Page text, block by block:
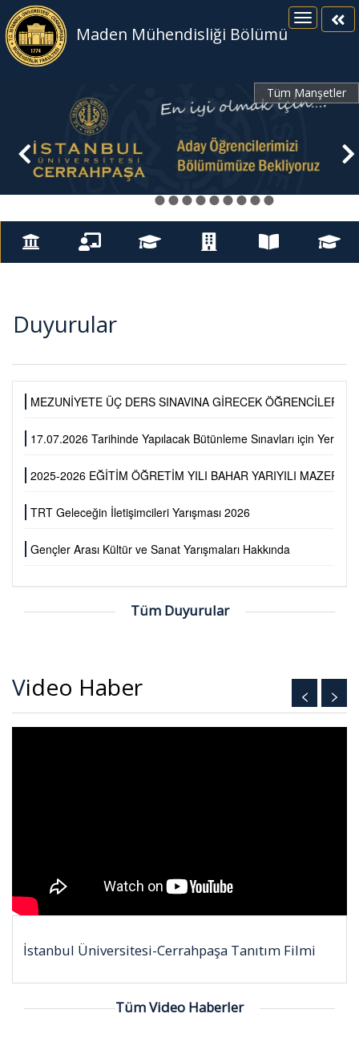
Maden Mühendisliği Bölümü
Tüm Manşetler
●●●●●●●●●●
Duyurular
MEZUNİYETE ÜÇ DERS SINAVINA GİRECEK
17.07.2026 Tarihinde Yapılacak Bütünleme Sınavları için Yer
2025-2026 EĞİTİM ÖĞRETİM YILI BAHAR YARIYILI MAZERET
TRT Geleceğin İletişimcileri Yarışması 2026
Gençler Arası Kültür ve Sanat Yarışmaları Hakkında
Tüm Duyurular
Video Haber >
<
İstanbul Üniversitesi-Cerrahpaşa Tanıtım Filmi
Tüm Video Haberler